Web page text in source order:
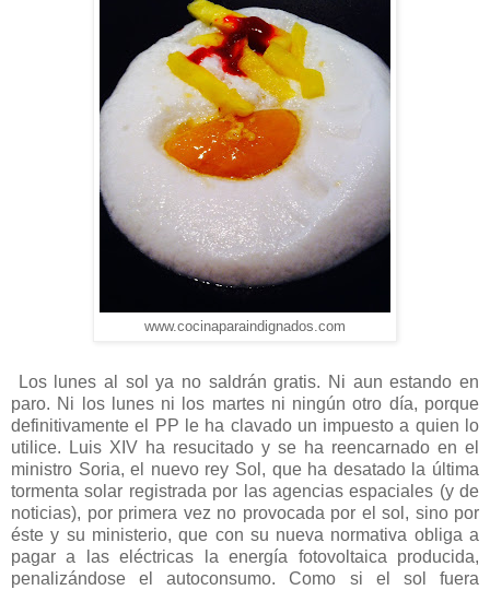
www.cocinaparaindignados.com
Los lunes al sol ya no saldrán gratis. Ni aun estando en
paro. Ni los lunes ni los martes ni ningún otro día, porque
definitivamente el PP le ha clavado un impuesto a quien lo
utilice. Luis XIV ha resucitado y se ha reencarnado en el
ministro Soria, el nuevo rey Sol, que ha desatado la última
tormenta solar registrada por las agencias espaciales (y de
noticias), por primera vez no provocada por el sol, sino por
éste y su ministerio, que con su nueva normativa obliga a
pagar a las eléctricas la energía fotovoltaica producida,
penalizándose el autoconsumo. Como si el sol fuera